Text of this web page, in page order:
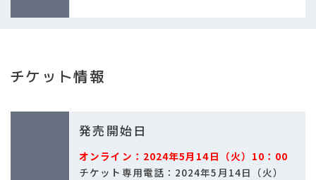
チケット情報
発売開始日
オンライン：2024年5月14日（火）10：00
チケット専用電話：2024年5月14日（火）